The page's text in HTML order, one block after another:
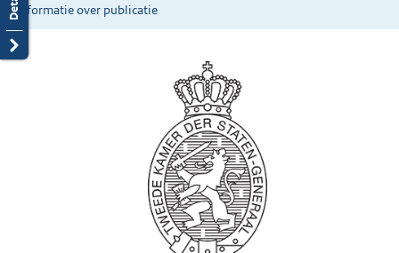
Informatie over publicatie